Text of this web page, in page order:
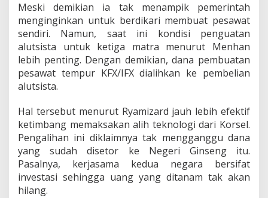
u
k
s
i
P
e
s
a
t
d
e
n
g
a
Meski demikian ia tak menampik pemerintah
menginginkan untuk berdikari membuat pesawat
sendiri. Namun, saat ini kondisi penguatan
alutsista untuk ketiga matra menurut Menhan
lebih penting. Dengan demikian, dana pembuatan
pesawat tempur KFX/IFX dialihkan ke pembelian
alutsista.
Hal tersebut menurut Ryamizard jauh lebih efektif
ketimbang memaksakan alih teknologi dari Korsel.
Pengalihan ini diklaimnya tak mengganggu dana
yang sudah disetor ke Negeri Ginseng itu.
Pasalnya, kerjasama kedua negara bersifat
investasi sehingga uang yang ditanam tak akan
hilang.